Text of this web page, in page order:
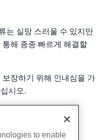
는 실망 스러울 수 있지만
해 종종 빠르게 해결할
장하기 위해 인내심을 가
시오.
부 URLto enable